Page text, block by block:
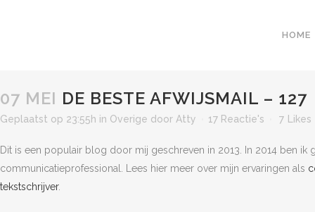
HOME
07 MEI DE BESTE AFWIJSMAIL – 127
Geplaatst op 23:55h in Overige door Atty 17 Reactie's 7 Likes
Dit is een populair blog door mij geschreven in 2013. In 2014 ben ik
communicatieprofessional. Lees hier meer over mijn ervaringen als
tekstschrijver.